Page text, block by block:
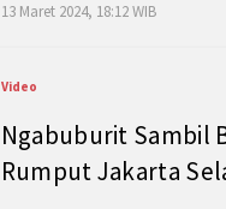
13 Maret 2024, 18:12 WIB
Video
Ngabuburit Sambil
Rumput Jakarta